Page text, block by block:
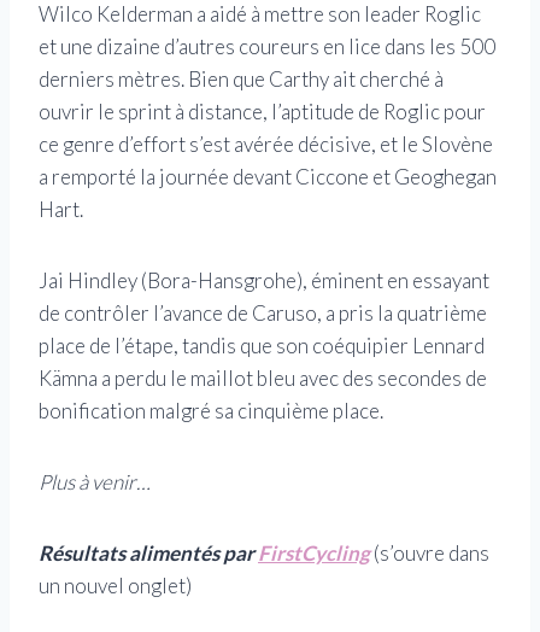
Wilco Kelderman a aidé à mettre son leader Roglic
et une dizaine d’autres coureurs en lice dans les 500
derniers mètres. Bien que Carthy ait cherché à
ouvrir le sprint à distance, l’aptitude de Roglic pour
ce genre d’effort s’est avérée décisive, et le Slovène
a remporté la journée devant Ciccone et Geoghegan
Hart.
Jai Hindley (Bora-Hansgrohe), éminent en essayant
de contrôler l’avance de Caruso, a pris la quatrième
place de l’étape, tandis que son coéquipier Lennard
Kämna a perdu le maillot bleu avec des secondes de
bonification malgré sa cinquième place.
Plus à venir…
Résultats alimentés parFirstCycling(s’ouvre dans
un nouvel onglet)